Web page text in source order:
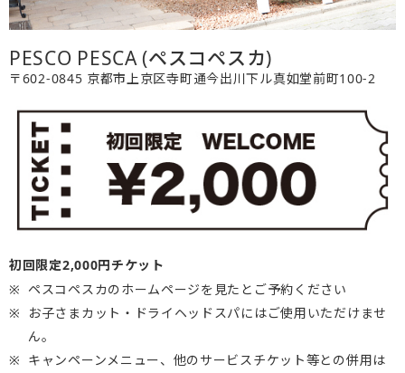
PESCO PESCA (ペスコペスカ)
〒602-0845 京都市上京区寺町通今出川下ル真如堂前町100-2
初回限定2,000円チケット
ペスコペスカのホームページを見たとご予約ください
お子さまカット・ドライヘッドスパにはご使用いただけませ
ん。
キャンペーンメニュー、他のサービスチケット等との併用は